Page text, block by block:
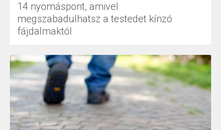
14 nyomáspont, amivel
megszabadulhatsz a testedet kínzó
fájdalmaktól